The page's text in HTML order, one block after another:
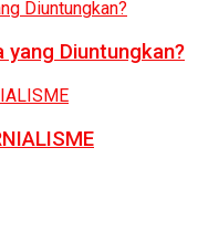
yang Diuntungkan?